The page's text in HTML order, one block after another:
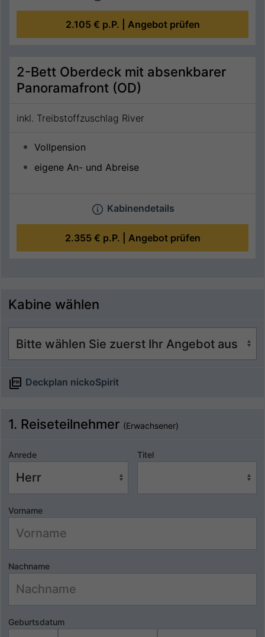
2.105 € p.P. | Angebot prüfen
2-Bett Oberdeck mit absenkbarer
Panoramafront (OD)
inkl. Treibstoffzuschlag River
Vollpension
eigene An- und Abreise
Kabinendetails
2.355 € p.P. | Angebot prüfen
Kabine wählen
Deckplan nickoSpirit
1. Reiseteilnehmer (Erwachsener)
Anrede Titel
Vorname
Nachname
Geburtsdatum